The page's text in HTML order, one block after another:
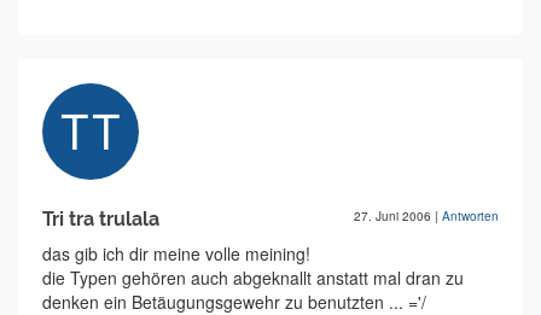
Tri tra trulala 27. Juni 2006 | Antworten
das gib ich dir meine volle meining!
die Typen gehören auch abgeknallt anstatt mal dran zu
denken ein Betäugungsgewehr zu benutzten ... ='/